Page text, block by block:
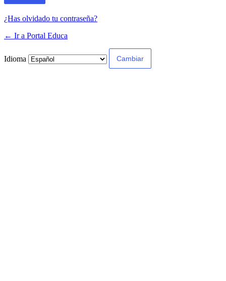
¿Has olvidado tu contraseña?
← Ir a Portal Educa
Idioma